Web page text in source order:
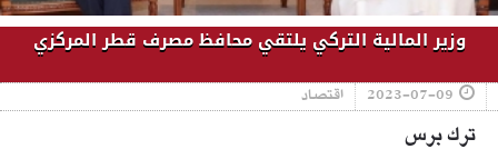
وزير المالية التركي يلتقي محافظ مصرف قطر المركزي
2023-07-09 اقتصاد
ترك برس